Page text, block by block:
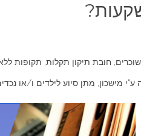
חובת תיקון תקלות, תקופות ללא
מישכון, מתן סיוע לילדים ו/או